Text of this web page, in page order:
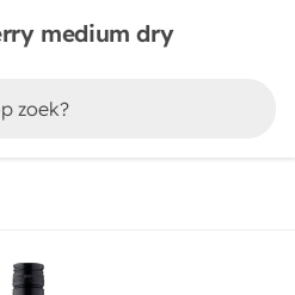
medium dry